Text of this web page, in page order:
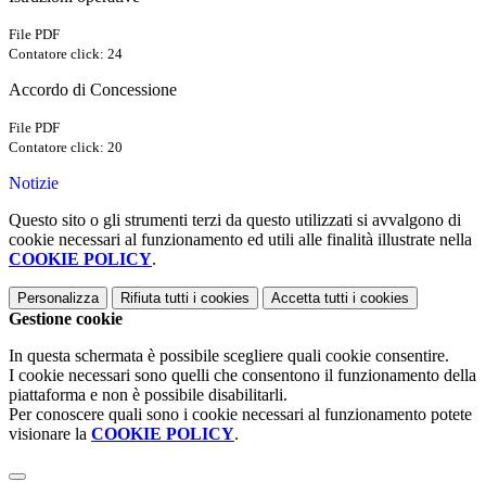
File PDF
Contatore click: 24
Accordo di Concessione
File PDF
Contatore click: 20
Notizie
Questo sito o gli strumenti terzi da questo utilizzati si avvalgono di
cookie necessari al funzionamento ed utili alle finalità illustrate nella
COOKIE POLICY.
Personalizza Rifiuta tutti i cookies Accetta tutti i cookies
Gestione cookie
In questa schermata è possibile scegliere quali cookie consentire.
I cookie necessari sono quelli che consentono il funzionamento della
piattaforma e non è possibile disabilitarli.
Per conoscere quali sono i cookie necessari al funzionamento potete
visionare la COOKIE POLICY.